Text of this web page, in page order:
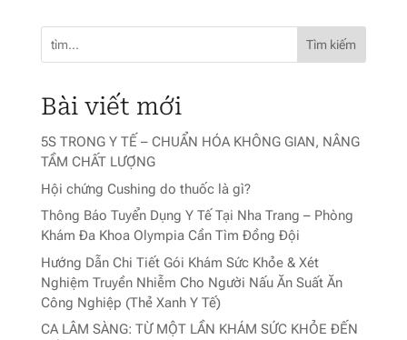
Tìm kiếm
Bài viết mới
5S TRONG Y TẾ – CHUẨN HÓA KHÔNG GIAN, NÂNG
TẦM CHẤT LƯỢNG
Hội chứng Cushing do thuốc là gì?
Thông Báo Tuyển Dụng Y Tế Tại Nha Trang – Phòng
Khám Đa Khoa Olympia Cần Tìm Đồng Đội
Hướng Dẫn Chi Tiết Gói Khám Sức Khỏe & Xét
Nghiệm Truyền Nhiễm Cho Người Nấu Ăn Suất Ăn
Công Nghiệp (Thẻ Xanh Y Tế)
CA LÂM SÀNG: TỪ MỘT LẦN KHÁM SỨC KHỎE ĐẾN